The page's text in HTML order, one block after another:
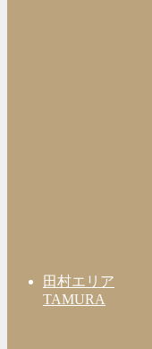
田村エリア
TAMURA